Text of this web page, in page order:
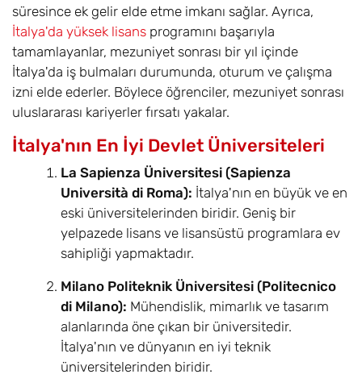
süresince ek gelir elde etme imkanı sağlar. Ayrıca,
İtalya'da yüksek lisans programını başarıyla
tamamlayanlar, mezuniyet sonrası bir yıl içinde
İtalya'da iş bulmaları durumunda, oturum ve çalışma
izni elde ederler. Böylece öğrenciler, mezuniyet sonrası
uluslararası kariyerler fırsatı yakalar.
İtalya'nın En İyi Devlet Üniversiteleri
La Sapienza Üniversitesi (Sapienza
Università di Roma): İtalya'nın en büyük ve en
eski üniversitelerinden biridir. Geniş bir
yelpazede lisans ve lisansüstü programlara ev
sahipliği yapmaktadır.
Milano Politeknik Üniversitesi (Politecnico
di Milano): Mühendislik, mimarlık ve tasarım
alanlarında öne çıkan bir üniversitedir.
İtalya'nın ve dünyanın en iyi teknik
üniversitelerinden biridir.